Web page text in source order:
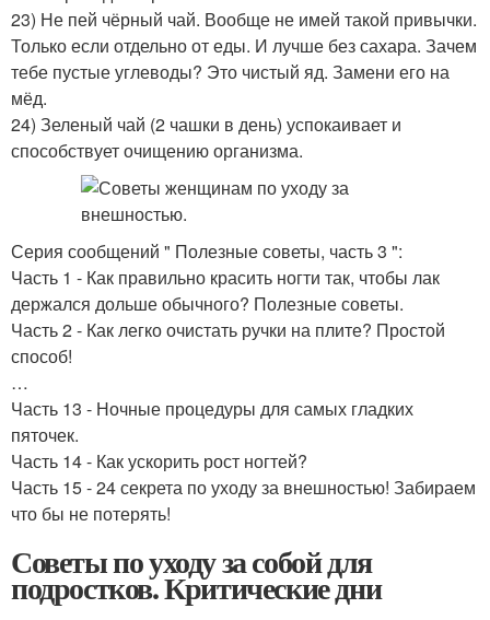
23) Не пей чёрный чай. Вообще не имей такой привычки.
Только если отдельно от еды. И лучше без сахара. Зачем
тебе пустые углеводы? Это чистый яд. Замени его на
мёд.
24) Зеленый чай (2 чашки в день) успокаивает и
способствует очищению организма.
Серия сообщений " Полезные советы, часть 3 ":
Часть 1 - Как правильно красить ногти так, чтобы лак
держался дольше обычного? Полезные советы.
Часть 2 - Как легко очистать ручки на плите? Простой
способ!
…
Часть 13 - Ночные процедуры для самых гладких
пяточек.
Часть 14 - Как ускорить рост ногтей?
Часть 15 - 24 секрета по уходу за внешностью! Забираем
что бы не потерять!
Советы по уходу за собой для
подростков. Критические дни